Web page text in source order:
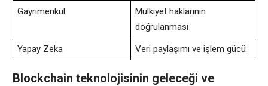
Gayrimenkul
Mülkiyet haklarının
doğrulanması
Yapay Zeka Veri paylaşımı ve işlem gücü
Blockchain teknolojisinin geleceği ve